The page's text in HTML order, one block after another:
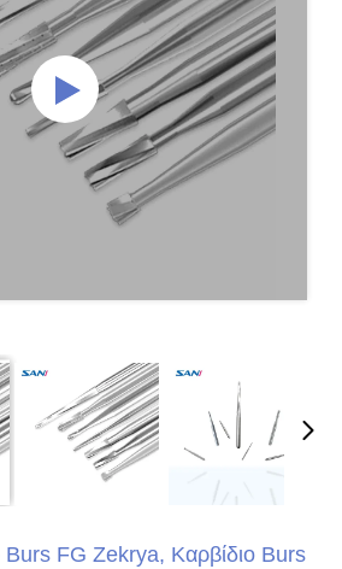
Burs FG Zekrya, Καρβίδιο Burs